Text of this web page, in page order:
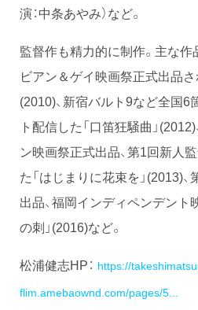
演：中条あやみ）など。
監督作も精力的に制作。主な
ビアン＆ゲイ映画祭正式出品さ
(2010)、新宿バルト9など全国
ト配信した「口笛狂騒曲」
ン映画祭正式出品、第1回新人
た「はじまりに花束を」(2013)
出品、福岡インディペンデント
の刺」(2016)など。
松浦健志HP： https://
flim.amebaownd.com/pages/5...